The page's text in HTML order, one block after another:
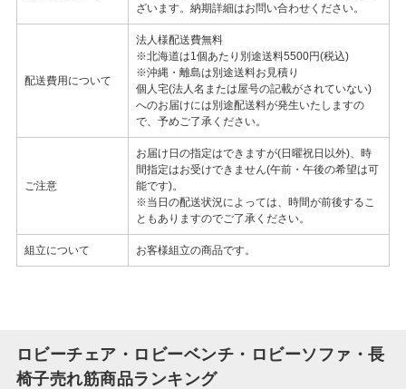
ざいます。納期詳細はお問い合わせください。
配送費用について
法人様配送費無料
※北海道は1個あたり別途送料5500円(税込)
※沖縄・離島は別途送料お見積り
個人宅(法人名または屋号の記載がされていない)
へのお届けには別途配送料が発生いたしますの
で、予めご了承ください。
ご注意
お届け日の指定はできますが(日曜祝日以外)、時
間指定はお受けできません(午前・午後の希望は可
能です)。
※当日の配送状況によっては、時間が前後するこ
ともありますのでご了承ください。
組立について お客様組立の商品です。
ロビーチェア・ロビーベンチ・ロビーソファ・長
椅子売れ筋商品ランキング